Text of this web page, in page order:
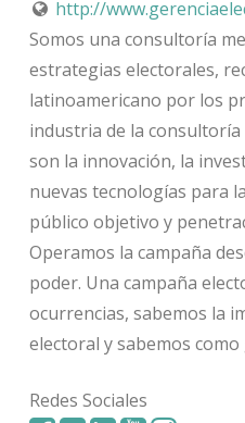
http://
Somos una consultoría
estrategias electorales,
latinoamericano por los
industria de la
son la innovación, la
nuevas tecnologías para
público objetivo y
Operamos la campaña
poder. Una campaña
ocurrencias, sabemos la
electoral y sabemos
Redes Sociales